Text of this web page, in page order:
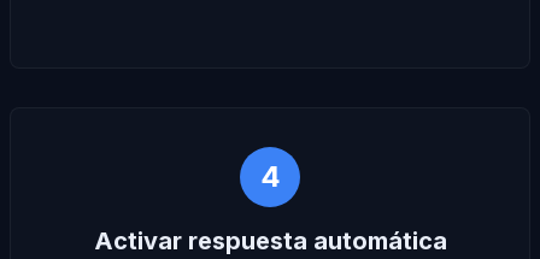
4
Activar respuesta automática